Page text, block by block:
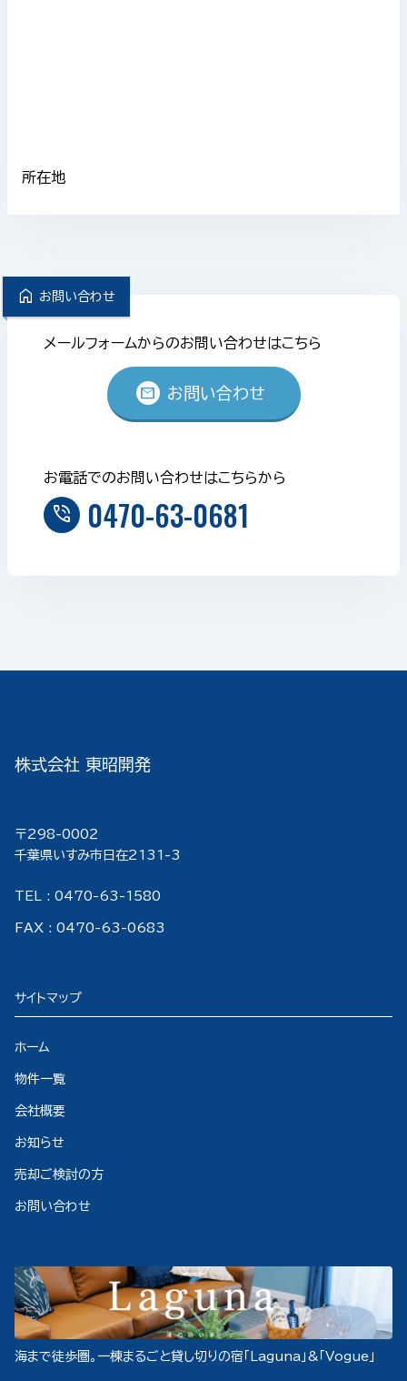
所在地
home お問い合わせ
メールフォームからのお問い合わせはこちら
mail お問い合わせ
お電話でのお問い合わせはこちらから
phone_in_talk 0470-63-0681
株式会社 東昭開発
〒298-000２
千葉県いすみ市日在2131-3
TEL : 0470-63-1580
FAX : 0470-63-0683
サイトマップ
ホーム
物件一覧
会社概要
お知らせ
売却ご検討の方
お問い合わせ
海まで徒歩圏。一棟まるごと貸し切りの宿「Laguna」&「Vogue」